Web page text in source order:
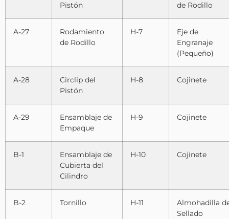
Pistón
de Rodillo
A-27
Rodamiento
de Rodillo
H-7
Eje de
Engranaje
(Pequeño)
A-28
Circlip del
Pistón
H-8 Cojinete
A-29
Ensamblaje de
Empaque
H-9 Cojinete
B-1
Ensamblaje de
Cubierta del
Cilindro
H-10 Cojinete
B-2 Tornillo H-11
Almohadilla
Sellado